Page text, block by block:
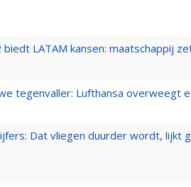
biedt LATAM kansen: maatschappij
tegenvaller: Lufthansa overweegt
Dat vliegen duurder wordt, lijkt